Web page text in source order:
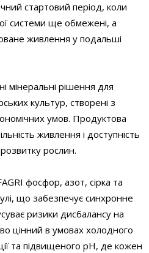
стартовий період, коли
системи ще обмежені, а
живлення у подальші
мінеральні рішення для
культур, створені з
умов. Продуктова
живлення і доступність
рослин.
фосфор, азот, сірка та
що забезпечує синхронне
ризики дисбалансу на
цінний в умовах холодного
та підвищеного pH, де кожен